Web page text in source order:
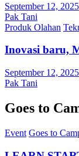
September 12, 2025
Pak Tani
Produk Olahan
Inovasi baru,
September 12, 2025
Pak Tani
Goes to
Event Goes to